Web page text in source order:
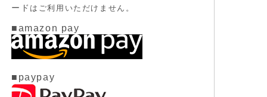
ード はご利用いただけません。
■amazon pay
■paypay